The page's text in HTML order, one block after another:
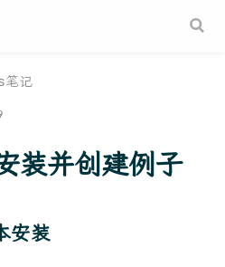
记
装并创建例子
安装